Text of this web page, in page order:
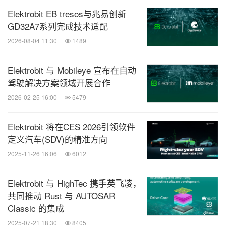
Elektrobit EB tresos与兆易创新
GD32A7系列完成技术适配
2026-08-04 11:30 1489
Elektrobit 与 Mobileye 宣布在自动
驾驶解决方案领域开展合作
2026-02-25 16:00 5479
Elektrobit 将在CES 2026引领软件
定义汽车(SDV)的精准方向
2025-11-26 16:06 6012
Elektrobit 与 HighTec 携手英飞凌，
共同推动 Rust 与 AUTOSAR
Classic 的集成
2025-07-21 18:30 8405